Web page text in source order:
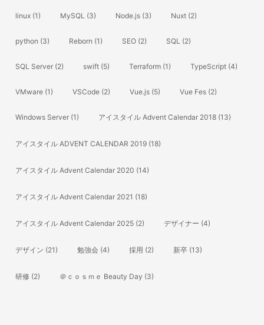
linux (1) MySQL (3) Node.js (3) Nuxt (2)
python (3) Reborn (1) SEO (2) SQL (2)
SQL Server (2) swift (5) Terraform (1) TypeScript (4)
VMware (1) VSCode (2) Vue.js (5) Vue Fes (2)
Windows Server (1) アイスタイル Advent Calendar 2018 (13)
アイスタイル ADVENT CALENDAR 2019 (18)
アイスタイル Advent Calendar 2020 (14)
アイスタイル Advent Calendar 2021 (18)
アイスタイル Advent Calendar 2025 (2) デザイナー (4)
デザイン (21) 勉強会 (4) 採用 (2) 新卒 (13)
研修 (2) ＠ｃｏｓｍｅ Beauty Day (3)